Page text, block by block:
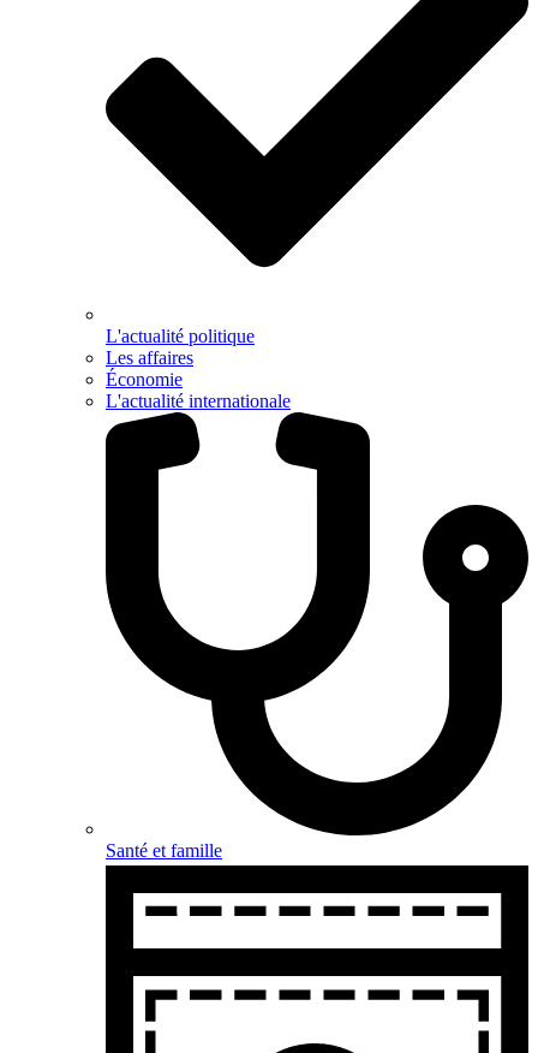
L'actualité politique
Les affaires
Économie
L'actualité internationale
Santé et famille